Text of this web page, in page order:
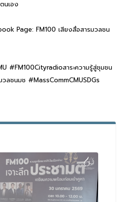
นเอง
Page: FM100 เสียงสื่อสารมวลชน
#FM100Cityradioสาระความรู้สู่ชุมชน
ลชนมช #MassCommCMUSDGs